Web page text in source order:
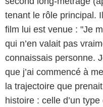
tenant le rôle principal.
film lui est venue : "Je
qui n’en valait pas
connaissais personne.
que j’ai commencé à
la trajectoire que
histoire : celle d’un